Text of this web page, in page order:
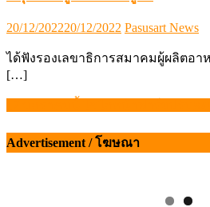
Posted
20/12/202220/12/2022 Author
Pasusart News
ได้ฟังรองเลขาธิการสมาคมผู้ผลิตอา
[…]
แนะแนว
เรื่อง
Advertisement / โฆษณา